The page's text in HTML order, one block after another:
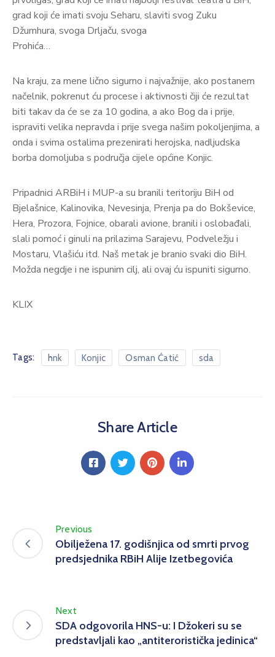
grad koji će imati svoju Seharu, slaviti svog Zuku
Džumhura, svoga Drljaču, svoga
Prohića…
Na kraju, za mene lično sigurno i najvažnije, ako postanem
načelnik, pokrenut ću procese i aktivnosti čiji će rezultat
biti takav da će se za 10 godina, a ako Bog da i prije,
ispraviti velika nepravda i prije svega našim pokoljenjima, a
onda i svima ostalima prezenirati herojska, nadljudska
borba domoljuba s područja cijele općine Konjic.
Pripadnici ARBiH i MUP-a su branili teritoriju BiH od
Bjelašnice, Kalinovika, Nevesinja, Prenja pa do Bokševice,
Hera, Prozora, Fojnice, obarali avione, branili i oslobađali,
slali pomoć i ginuli na prilazima Sarajevu, Podveležju i
Mostaru, Vlašiću itd. Naš metak je branio svaki dio BiH.
Možda negdje i ne ispunim cilj, ali ovaj ću ispuniti sigurno.
KLIX
Tags: hnk Konjic Osman Ćatić sda
Share Article
Previous
Obilježena 17. godišnjica od smrti prvog
predsjednika RBiH Alije Izetbegovića
Next
SDA odgovorila HNS-u: I Džokeri su se
predstavljali kao „antiteroristička jedinica“